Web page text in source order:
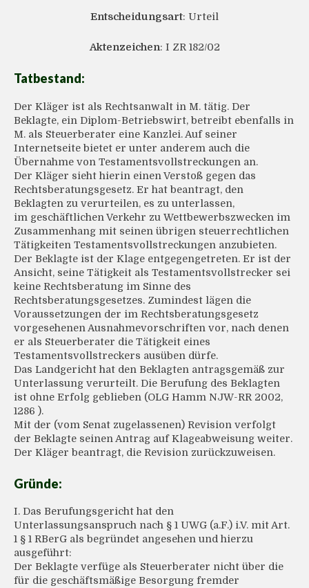
Entscheidungsart: Urteil
Aktenzeichen: I ZR 182/02
Tatbestand:
Der Kläger ist als Rechtsanwalt in M. tätig. Der
Beklagte, ein Diplom-Betriebswirt, betreibt ebenfalls in
M. als Steuerberater eine Kanzlei. Auf seiner
Internetseite bietet er unter anderem auch die
Übernahme von Testamentsvollstreckungen an.
Der Kläger sieht hierin einen Verstoß gegen das
Rechtsberatungsgesetz. Er hat beantragt, den
Beklagten zu verurteilen, es zu unterlassen,
im geschäftlichen Verkehr zu Wettbewerbszwecken im
Zusammenhang mit seinen übrigen steuerrechtlichen
Tätigkeiten Testamentsvollstreckungen anzubieten.
Der Beklagte ist der Klage entgegengetreten. Er ist der
Ansicht, seine Tätigkeit als Testamentsvollstrecker sei
keine Rechtsberatung im Sinne des
Rechtsberatungsgesetzes. Zumindest lägen die
Voraussetzungen der im Rechtsberatungsgesetz
vorgesehenen Ausnahmevorschriften vor, nach denen
er als Steuerberater die Tätigkeit eines
Testamentsvollstreckers ausüben dürfe.
Das Landgericht hat den Beklagten antragsgemäß zur
Unterlassung verurteilt. Die Berufung des Beklagten
ist ohne Erfolg geblieben (OLG Hamm NJW-RR 2002,
1286 ).
Mit der (vom Senat zugelassenen) Revision verfolgt
der Beklagte seinen Antrag auf Klageabweisung weiter.
Der Kläger beantragt, die Revision zurückzuweisen.
Gründe:
I. Das Berufungsgericht hat den
Unterlassungsanspruch nach § 1 UWG (a.F.) i.V. mit Art.
1 § 1 RBerG als begründet angesehen und hierzu
ausgeführt:
Der Beklagte verfüge als Steuerberater nicht über die
für die geschäftsmäßige Besorgung fremder